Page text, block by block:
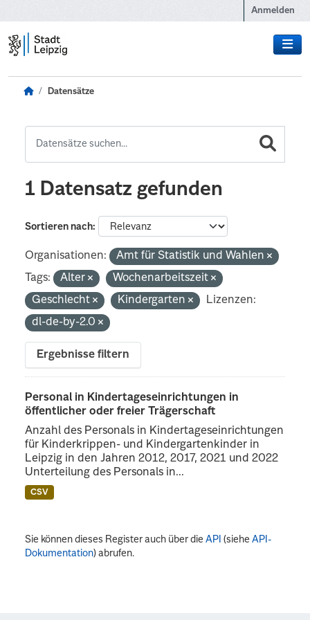
Anmelden
Datensätze
1 Datensatz gefunden
Sortieren nach
Organisationen:
Amt für Statistik und Wahlen
Tags:
Alter
Wochenarbeitszeit
Geschlecht
Kindergarten
Lizenzen:
dl-de-by-2.0
Ergebnisse filtern
Personal in Kindertageseinrichtungen in
öffentlicher oder freier Trägerschaft
Anzahl des Personals in Kindertageseinrichtungen
für Kinderkrippen- und Kindergartenkinder in
Leipzig in den Jahren 2012, 2017, 2021 und 2022
Unterteilung des Personals in...
CSV
Sie können dieses Register auch über dieAPI (sieheAPI-
Dokumentation) abrufen.